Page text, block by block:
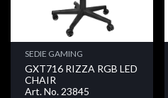
SEDIE GAMING
GXT716 RIZZA RGB LED
CHAIR
Art. No. 23845